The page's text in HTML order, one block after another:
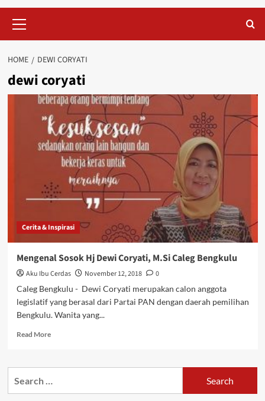
Menu
HOME DEWI CORYATI
dewi coryati
Cerita & Inspirasi
Mengenal Sosok Hj Dewi Coryati, M.Si Caleg Bengkulu
Aku Ibu Cerdas November 12, 2018
0
Caleg Bengkulu - Dewi Coryati merupakan calon anggota
legislatif yang berasal dari Partai PAN dengan daerah pemilihan
Bengkulu. Wanita yang...
Read MoreRead
Mengenal